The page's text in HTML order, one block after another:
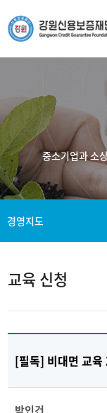
중소기업과 소
경영지도
교육 신청
[필독] 비대면 교